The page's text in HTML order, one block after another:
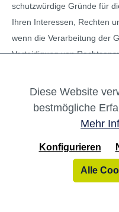
schutzwürdige Gründe für
Ihren Interessen, Rechten
wenn die Verarbeitung der
Verteidigung von
Erfolgt die
der Direktwerbung, können
durch Mitteilung an uns
Daten zum Zwecke der
letzte Aktualisierung:
Diese Website
bestmögliche
Mehr
Konfigurieren
Alle